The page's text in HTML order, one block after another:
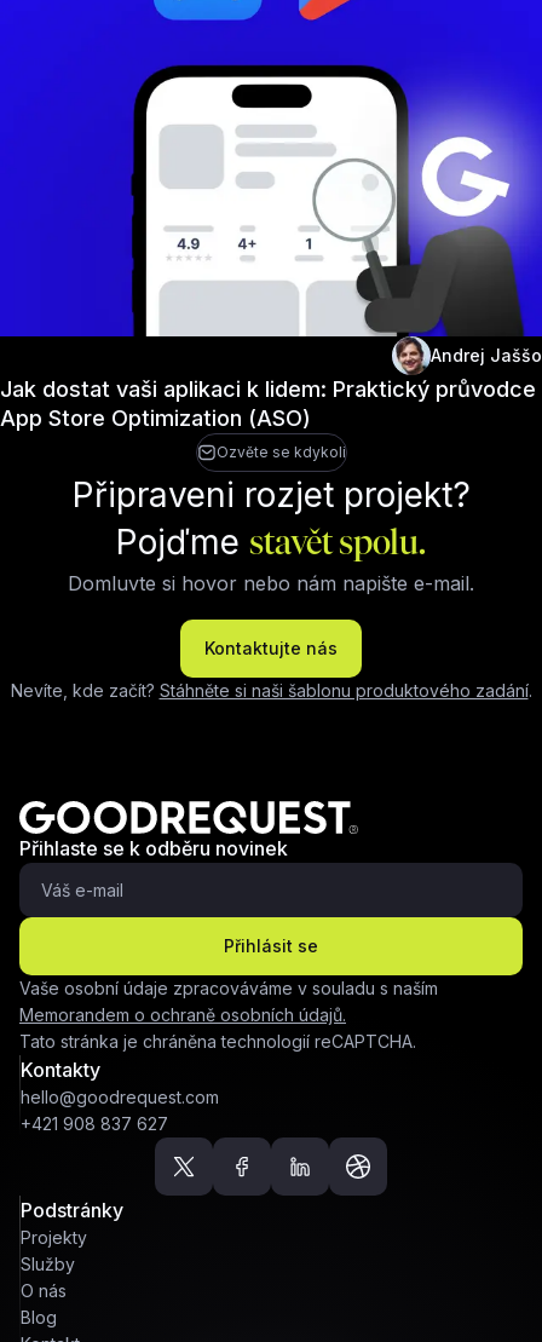
Andrej Jaššo
Jak dostat vaši aplikaci k lidem: Praktický průvodce
App Store Optimization (ASO)
Ozvěte se kdykoli
Připraveni rozjet projekt?
Pojďmestavět spolu.
Domluvte si hovor nebo nám napište e-mail.
Kontaktujte nás
Nevíte, kde začít? Stáhněte si naši šablonu produktového zadání.
Přihlaste se k odběru novinek
Přihlásit se
Vaše osobní údaje zpracováváme v souladu s naším
Memorandem o ochraně osobních údajů.
Tato stránka je chráněna technologií reCAPTCHA.
Kontakty
hello@goodrequest.com
+421 908 837 627
Podstránky
Projekty
Služby
O nás
Blog